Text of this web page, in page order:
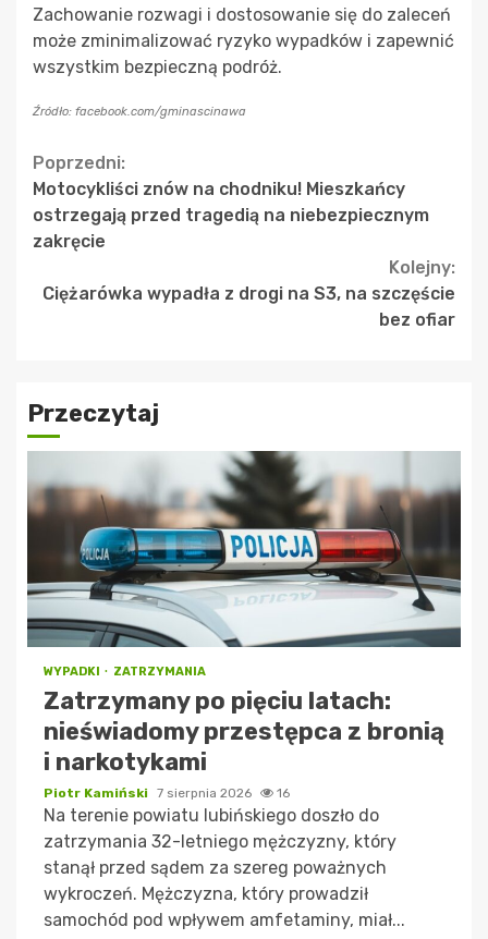
Zachowanie rozwagi i dostosowanie się do zaleceń
może zminimalizować ryzyko wypadków i zapewnić
wszystkim bezpieczną podróż.
Źródło: facebook.com/gminascinawa
Continue
Reading
Poprzedni:
Motocykliści znów na chodniku! Mieszkańcy
ostrzegają przed tragedią na niebezpiecznym
zakręcie
Kolejny:
Ciężarówka wypadła z drogi na S3, na szczęście
bez ofiar
Przeczytaj
WYPADKI ZATRZYMANIA
Zatrzymany po pięciu latach:
nieświadomy przestępca z bronią
i narkotykami
Piotr Kamiński 7 sierpnia 2026 16
Na terenie powiatu lubińskiego doszło do
zatrzymania 32-letniego mężczyzny, który
stanął przed sądem za szereg poważnych
wykroczeń. Mężczyzna, który prowadził
samochód pod wpływem amfetaminy, miał...